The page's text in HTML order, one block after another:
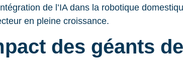
de l’IA dans la robotique
en pleine croissance.
des géants